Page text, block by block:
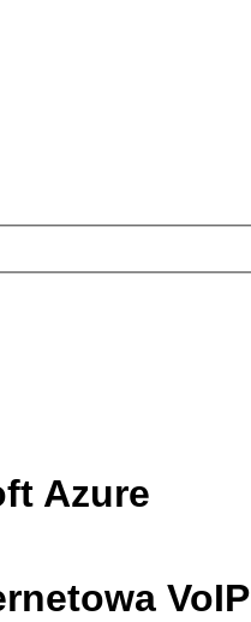
Azure
VoIP